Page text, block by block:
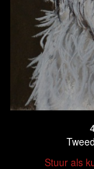
Stuur als